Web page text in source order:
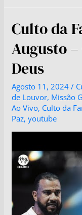
Culto da
Augusto
Deus
Agosto 11, 2024 /
de Louvor, Missão
Ao Vivo, Culto da
Paz,youtube